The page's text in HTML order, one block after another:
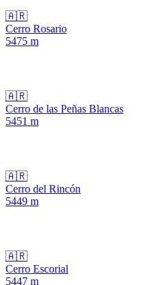
🇦🇷
Cerro Rosario
5475 m
🇦🇷
Cerro de las Peñas Blancas
5451 m
🇦🇷
Cerro del Rincón
5449 m
🇦🇷
Cerro Escorial
5447 m